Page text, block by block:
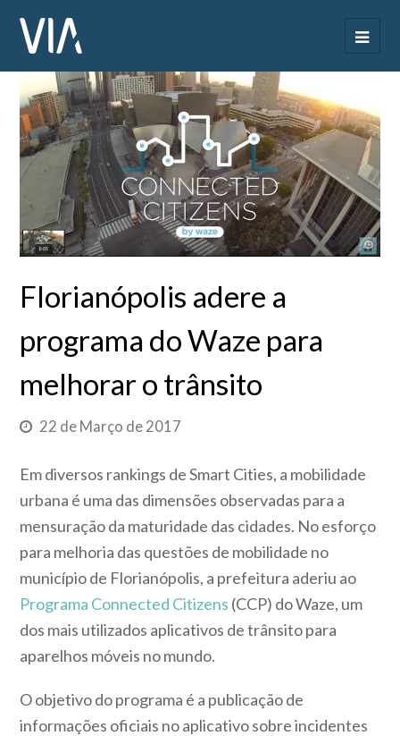
Florianópolis adere a
programa do Waze para
melhorar o trânsito
22 de Março de 2017
Em diversos rankings de Smart Cities, a mobilidade
urbana é uma das dimensões observadas para a
mensuração da maturidade das cidades. No esforço
para melhoria das questões de mobilidade no
município de Florianópolis, a prefeitura aderiu ao
Programa Connected Citizens (CCP) do Waze, um
dos mais utilizados aplicativos de trânsito para
aparelhos móveis no mundo.
O objetivo do programa é a publicação de
informações oficiais no aplicativo sobre incidentes